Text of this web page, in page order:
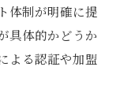
体制が明確に提
具体的かどうか
よる認証や加盟